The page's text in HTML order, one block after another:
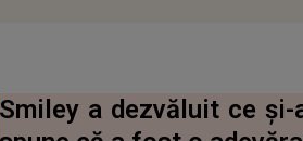
ARTICOLUL
Smiley a dezvăluit ce